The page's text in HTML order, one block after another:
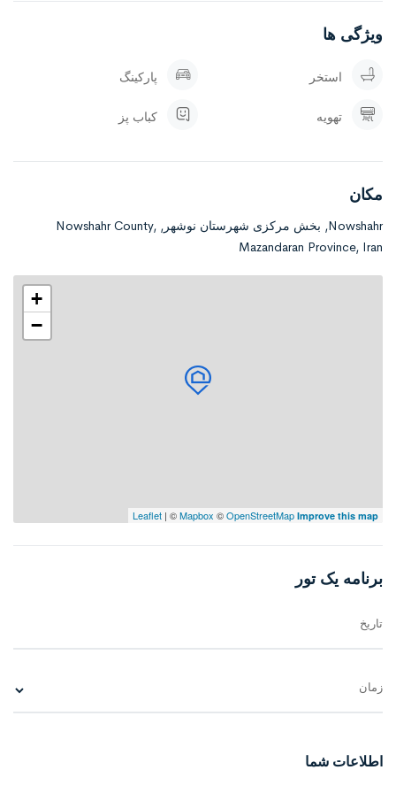
زیربنا 500 متر
دوخواب مستر
آب
گاز
استخر تصفیه فعال
آلاچیق
فضاهای داخلی ویلا جدا می کند و محل قرار گیری ورودی در ویلا باید به
۲- آشپزخانه در ویلا :
ویژگی ها
استخر پارکینگ
تهویه کباب پز
مکان
Nowshahr, بخش مرکزی شهرستان نوشهر, Nowshahr County,
Mazandaran Province, Iran
+
−
Leaflet | ©Mapbox ©OpenStreetMap Improve this map
برنامه یک تور
تاریخ
زمان
اطلاعات شما